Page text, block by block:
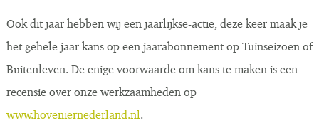
Ook dit jaar hebben wij een jaarlijkse-actie, deze keer maak je
het gehele jaar kans op een jaarabonnement op Tuinseizoen of
Buitenleven. De enige voorwaarde om kans te maken is een
recensie over onze werkzaamheden op
www.hoveniernederland.nl.